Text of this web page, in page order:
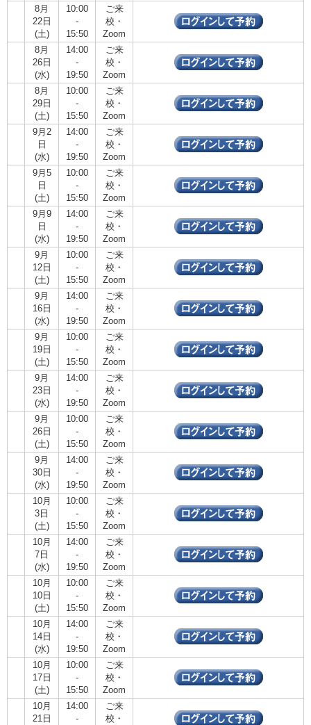
8月
22日
(土)
10:00
-
15:50
ご来
校・
Zoom
8月
26日
(水)
14:00
-
19:50
ご来
校・
Zoom
8月
29日
(土)
10:00
-
15:50
ご来
校・
Zoom
9月2
日
(水)
14:00
-
19:50
ご来
校・
Zoom
9月5
日
(土)
10:00
-
15:50
ご来
校・
Zoom
9月9
日
(水)
14:00
-
19:50
ご来
校・
Zoom
9月
12日
(土)
10:00
-
15:50
ご来
校・
Zoom
9月
16日
(水)
14:00
-
19:50
ご来
校・
Zoom
9月
19日
(土)
10:00
-
15:50
ご来
校・
Zoom
9月
23日
(水)
14:00
-
19:50
ご来
校・
Zoom
9月
26日
(土)
10:00
-
15:50
ご来
校・
Zoom
9月
30日
(水)
14:00
-
19:50
ご来
校・
Zoom
10月
3日
(土)
10:00
-
15:50
ご来
校・
Zoom
10月
7日
(水)
14:00
-
19:50
ご来
校・
Zoom
10月
10日
(土)
10:00
-
15:50
ご来
校・
Zoom
10月
14日
(水)
14:00
-
19:50
ご来
校・
Zoom
10月
17日
(土)
10:00
-
15:50
ご来
校・
Zoom
10月
21日
14:00
-
ご来
校・